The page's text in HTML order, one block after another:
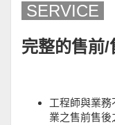
SERVICE
完整的售前/
工程師與業
業之售前售後